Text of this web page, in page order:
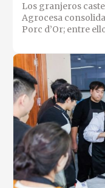
Los granjeros
Agrocesa
Porc d’Or; entre